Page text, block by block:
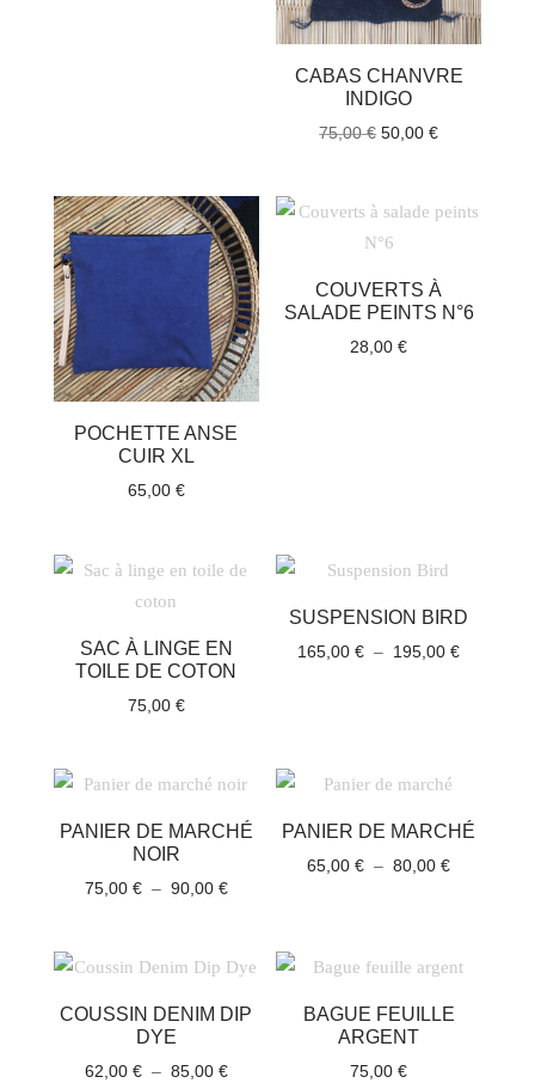
CABAS CHANVRE
INDIGO
75,00€ Le
était :
75,00 €.
50,00€Le
est :
POCHETTE ANSE
CUIR XL
65,00 €
COUVERTS À
SALADE PEINTS N°6
28,00€
SAC À LINGE EN
TOILE DE COTON
75,00 €
SUSPENSION BIRD
165,00€ – 195,00€Plage
PANIER DE MARCHÉ
NOIR
75,00 € – 90,00 €Plage
75,00 €
90,00 €
PANIER DE MARCHÉ
65,00€ – 80,00€Plage
à
COUSSIN DENIM DIP
DYE
62,00 € – 85,00 €Plage
BAGUE FEUILLE
ARGENT
75,00€